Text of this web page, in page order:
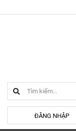
ĐĂNG NHẬP